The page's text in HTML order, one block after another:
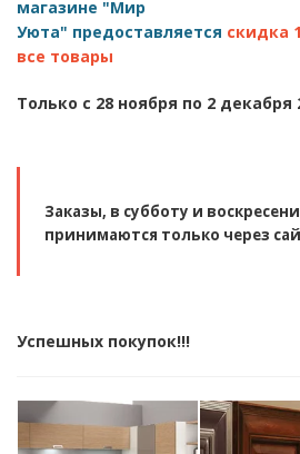
магазине "Мир
Уюта" предоставляется скидка
все товары
Только с 28 ноября по 2 декабря
Заказы, в субботу и
принимаются только через
Успешных покупок!!!